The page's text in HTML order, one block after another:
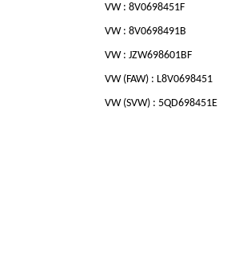
VW : 8V0698451F
VW : 8V0698491B
VW : JZW698601BF
VW (FAW) : L8V0698451
VW (SVW) : 5QD698451E